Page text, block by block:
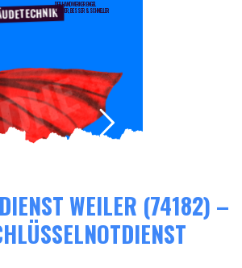
DER HANDWERKER ENGEL
GRÖßER, BESSER & SCHNELLER
WEILER (74182) –